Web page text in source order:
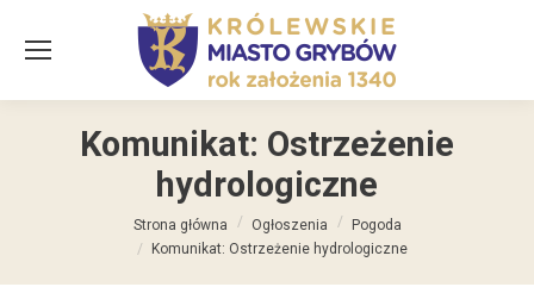
Komunikat: Ostrzeżenie
hydrologiczne
Strona główna Ogłoszenia
Pogoda
Komunikat: Ostrzeżenie hydrologiczne